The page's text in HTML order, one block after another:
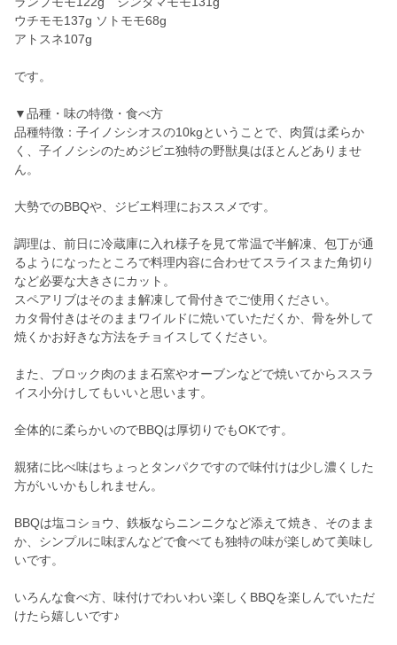
ウチモモ137g ソトモモ68g
アトスネ107g
です。
▼品種・味の特徴・食べ方
品種特徴：子イノシシオスの10kgということで、肉質は柔らか
く、子イノシシのためジビエ独特の野獣臭はほとんどありませ
ん。
大勢でのBBQや、ジビエ料理におススメです。
調理は、前日に冷蔵庫に入れ様子を見て常温で半解凍、包丁が通
るようになったところで料理内容に合わせてスライスまた角切り
など必要な大きさにカット。
スペアリブはそのまま解凍して骨付きでご使用ください。
カタ骨付きはそのままワイルドに焼いていただくか、骨を外して
焼くかお好きな方法をチョイスしてください。
また、ブロック肉のまま石窯やオーブンなどで焼いてからススラ
イス小分けしてもいいと思います。
全体的に柔らかいのでBBQは厚切りでもOKです。
親猪に比べ味はちょっとタンパクですので味付けは少し濃くした
方がいいかもしれません。
BBQは塩コショウ、鉄板ならニンニクなど添えて焼き、そのまま
か、シンプルに味ぽんなどで食べても独特の味が楽しめて美味し
いです。
いろんな食べ方、味付けでわいわい楽しくBBQを楽しんでいただ
けたら嬉しいです♪